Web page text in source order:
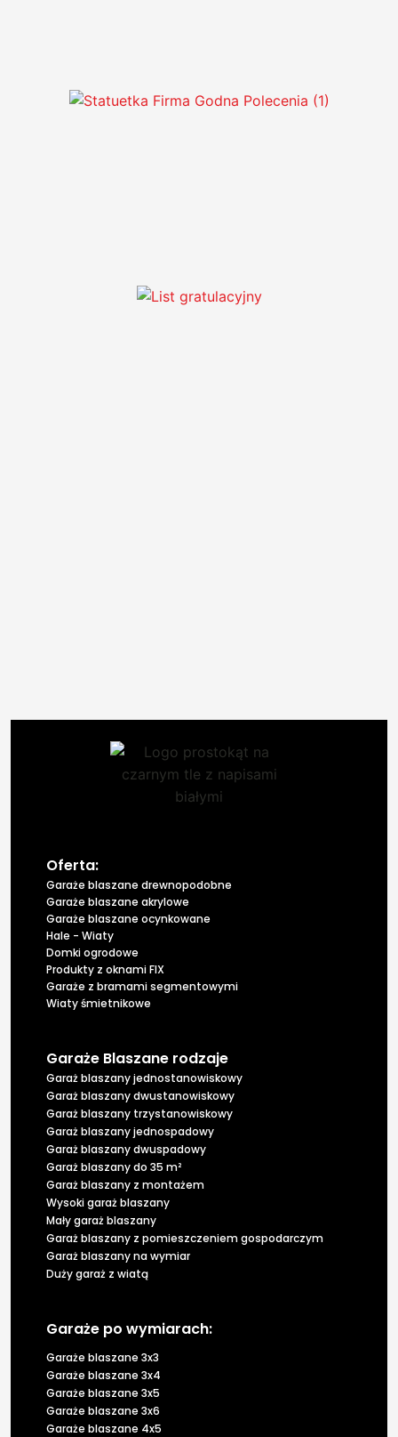
Oferta:
Garaże blaszane drewnopodobne
Garaże blaszane akrylowe
Garaże blaszane ocynkowane
Hale - Wiaty
Domki ogrodowe
Produkty z oknami FIX
Garaże z bramami segmentowymi
Wiaty śmietnikowe
Garaże Blaszane rodzaje
Garaż blaszany jednostanowiskowy
Garaż blaszany dwustanowiskowy
Garaż blaszany trzystanowiskowy
Garaż blaszany jednospadowy
Garaż blaszany dwuspadowy
Garaż blaszany do 35 m²
Garaż blaszany z montażem
Wysoki garaż blaszany
Mały garaż blaszany
Garaż blaszany z pomieszczeniem gospodarczym
Garaż blaszany na wymiar
Duży garaż z wiatą
Garaże po wymiarach:
Garaże blaszane 3x3
Garaże blaszane 3x4
Garaże blaszane 3x5
Garaże blaszane 3x6
Garaże blaszane 4x5